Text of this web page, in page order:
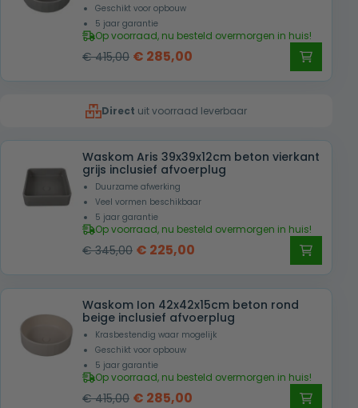
Geschikt voor opbouw
5 jaar garantie
Op voorraad, nu besteld overmorgen in huis!
€415,00 Oorspronkelijke
€ 415,00.
€ 285,00
€ 285,00.
Direct uit voorraad leverbaar
Waskom Aris 39x39x12cm beton vierkant
grijs inclusief afvoerplug
Duurzame afwerking
Veel vormen beschikbaar
5 jaar garantie
Op voorraad, nu besteld overmorgen in huis!
€345,00 Oorspronkelijke
was:
€ 345,00.
€ 225,00
is:
€ 225,00.
Waskom Ion 42x42x15cm beton rond
beige inclusief afvoerplug
Krasbestendig waar mogelijk
Geschikt voor opbouw
5 jaar garantie
Op voorraad, nu besteld overmorgen in huis!
€415,00 Oorspronkelijke
€ 285,00